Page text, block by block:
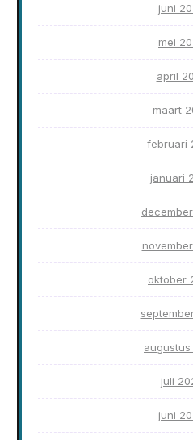
juni
mei
april
maart
februari
januari
oktober
juli
juni